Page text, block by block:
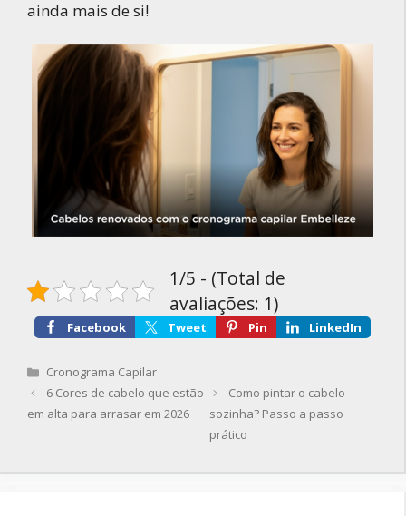
ainda mais de si!
1/5 - (Total de
avaliações: 1)
Facebook Tweet Pin LinkedIn
Categorias
Cronograma Capilar
6 Cores de cabelo que estão
em alta para arrasar em 2026
Como pintar o cabelo
sozinha? Passo a passo
prático